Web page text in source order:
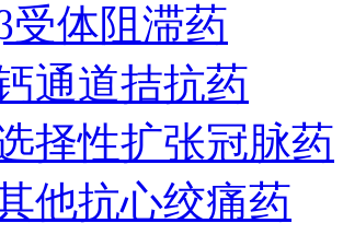
受体阻滞药
通道拮抗药
择性扩张冠脉药
他抗心绞痛药